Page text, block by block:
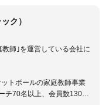
ク）
師｣を運営している会社に
トボールの家庭教師事業
チ70名以上、会員数1300